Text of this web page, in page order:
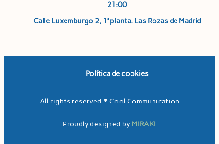
21:00
Calle Luxemburgo 2, 1ª planta. Las Rozas de Madrid
Política de cookies
All rights reserved © Cool Communication
Proudly designed by MIRAKI